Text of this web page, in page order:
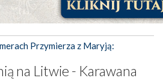
Przymierza z Maryją:
na Litwie - Karawana